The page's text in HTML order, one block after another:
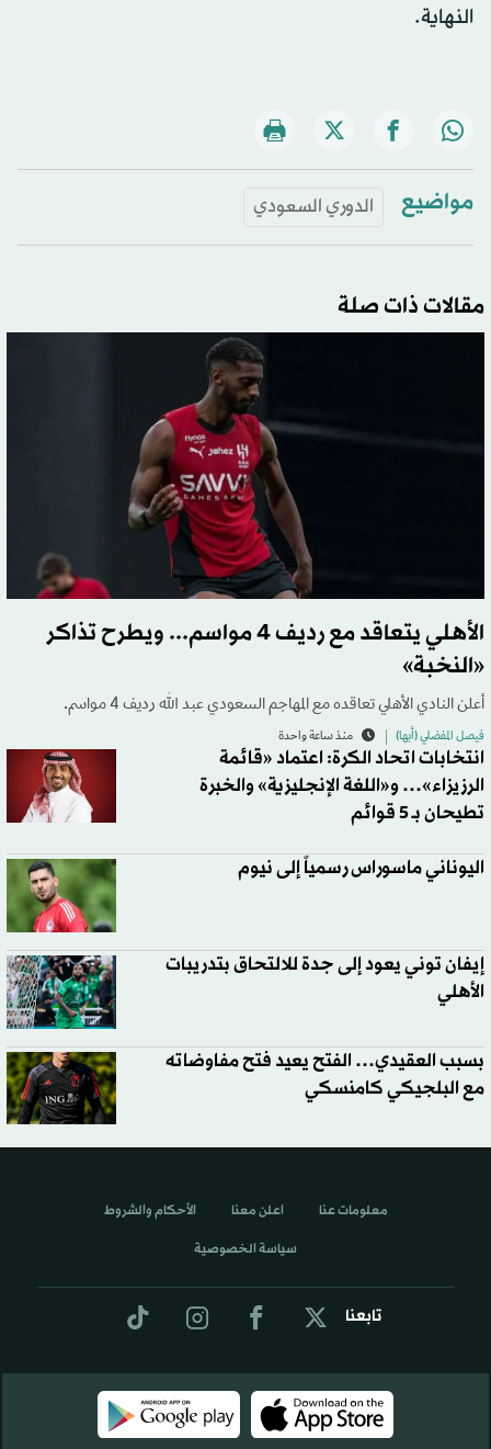
النهاية.
مواضيع الدوري السعودي
مقالات ذات صلة
الأهلي يتعاقد مع رديف 4 مواسم... ويطرح تذاكر
«النخبة»
أعلن النادي الأهلي تعاقده مع المهاجم السعودي عبد الله رديف 4 مواسم.
فيصل المفضلي (أبها) منذ ساعة واحدة
انتخابات اتحاد الكرة: اعتماد «قائمة
الرزيزاء»… و«اللغة الإنجليزية» والخبرة
تطيحان بـ 5 قوائم
اليوناني ماسوراس رسمياً إلى نيوم
إيفان توني يعود إلى جدة للالتحاق بتدريبات
الأهلي
بسبب العقيدي… الفتح يعيد فتح مفاوضاته
مع البلجيكي كامنسكي
تابعنا
معلومات عنا اعلن معنا الأحكام والشروط
سياسة الخصوصية